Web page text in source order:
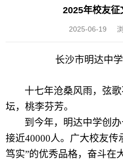
2025年校友征
2025-06-19
长沙市明达中
十七年沧桑风雨，弦
坛，桃李芬芳。
到今年，明达中学创办
接近40000人。广大校友传
笃实”的优秀品格，奋斗在